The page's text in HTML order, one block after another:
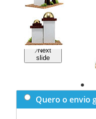
Previous
slide
Next
slide
Quero o envio